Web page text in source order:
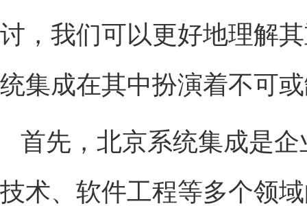
讨，我们可以更好地理解
统集成在其中扮演着不可
首先，北京系统集成是
技术、软件工程等多个领